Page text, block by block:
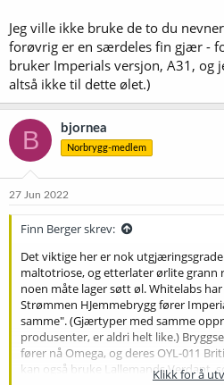
Jeg ville ikke bruke de to du
forøvrig er en særdeles fin gjær -
bruker Imperials versjon, A31, og
altså ikke til dette ølet.)
B bjornea
Norbrygg-medlem
27 Jun 2022
Finn Berger skrev:
Det viktige her er nok
maltotriose, og etterlater ørlite grann
noen måte lager søtt øl. Whitelabs
Strømmen HJemmebrygg fører
samme". (Gjærtyper med samme
produsenter, er aldri helt like.)
fører nå Omega, og deres OYL-011
kan også bruke Lallemands Verdant,
Klikk for å